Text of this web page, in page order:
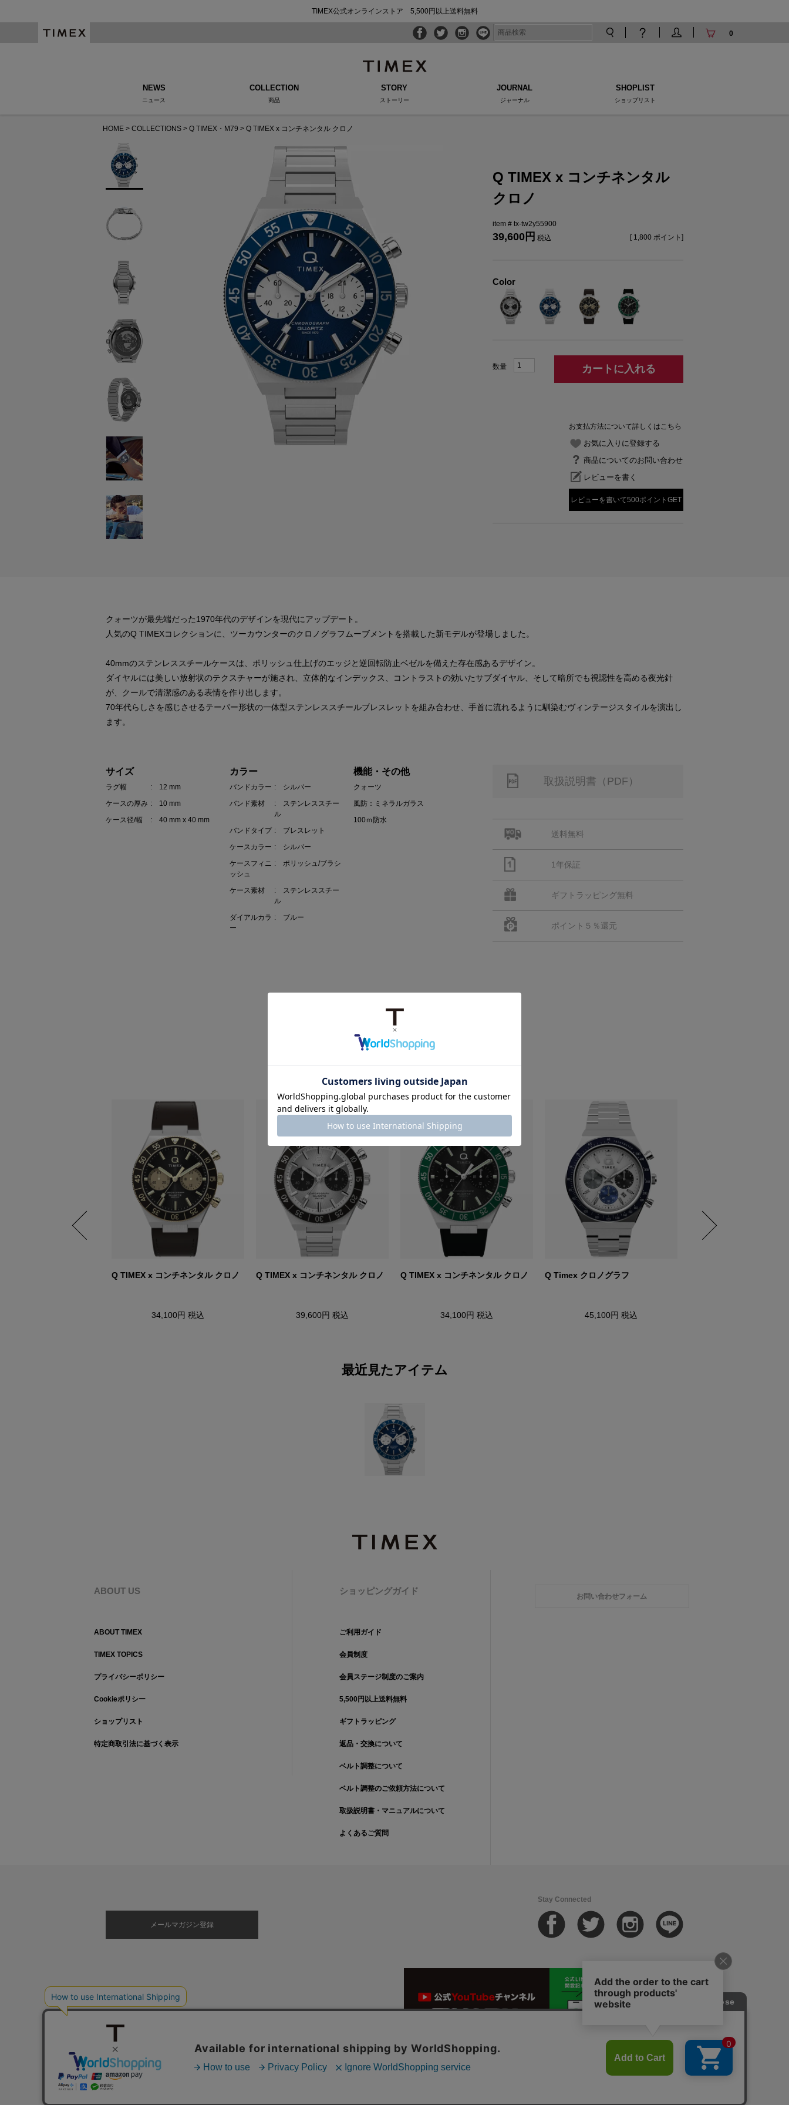
TIMEX公式オンラインストア 5,500円以上送料無料
0
NEWS
ニュース
COLLECTION
商品
STORY
ストーリー
JOURNAL
ジャーナル
SHOPLIST
ショップリスト
HOME COLLECTIONS Q TIMEX・M79 Q TIMEX x コンチネンタル クロノ
Q TIMEX x コンチネンタル
クロノ
tx-tw2y55900
39,600 税込 [ 1,800 ポイント]
Color
カートに入れる
お支払方法について詳しくはこちら
お気に入りに登録する
商品についてのお問い合わせ
レビューを書く
レビューを書いて500ポイントGET
クォーツが最先端だった1970年代のデザインを現代にアップデート。
人気のQ TIMEXコレクションに、ツーカウンターのクロノグラフムーブメントを搭載した新モデルが登場しました。
40mmのステンレススチールケースは、ポリッシュ仕上げのエッジと逆回転防止ベゼルを備えた存在感あるデザイン。
ダイヤルには美しい放射状のテクスチャーが施され、立体的なインデックス、コントラストの効いたサブダイヤル、そして暗所でも視認性を高める夜光針
が、クールで清潔感のある表情を作り出します。
70年代らしさを感じさせるテーパー形状の一体型ステンレススチールブレスレットを組み合わせ、手首に流れるように馴染むヴィンテージスタイルを演出し
ます。
サイズ
ラグ幅
: 12 mm
ケースの厚み : 10 mm
ケース径/幅
: 40 mm x 40 mm
カラー
バンドカラー : シルバー
バンド素材
: ステンレススチー
ル
バンドタイプ : ブレスレット
ケースカラー : シルバー
ケースフィニ
ッシュ
: ポリッシュ/ブラシ
ケース素材
: ステンレススチー
ル
ダイアルカラ
ー
: ブルー
機能・その他
クォーツ
風防：ミネラルガラス
100ｍ防水
取扱説明書（PDF）
送料無料
1年保証
ギフトラッピング無料
ポイント５％還元
RECOMMEND ITEM
Q TIMEX x コンチネンタル クロノ
34,100円 税込
Q TIMEX x コンチネンタル クロノ
39,600円 税込
Q TIMEX x コンチネンタル クロノ
34,100円 税込
Q Timex クロノグラフ
45,100円 税込
最近見たアイテム
ABOUT US
ABOUT TIMEX
TIMEX TOPICS
プライバシーポリシー
Cookieポリシー
ショップリスト
特定商取引法に基づく表示
ショッピングガイド
ご利用ガイド
会員制度
会員ステージ制度のご案内
5,500円以上送料無料
ギフトラッピング
返品・交換について
ベルト調整について
ベルト調整のご依頼方法について
取扱説明書・マニュアルについて
よくあるご質問
お問い合わせフォーム
メールマガジン登録
Stay Connected
©2025 Timex.com, Inc. All Rights Reserved.